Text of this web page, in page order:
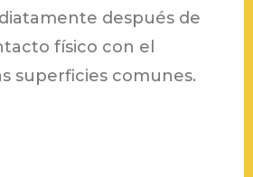
después de
físico con el
superficies comunes.